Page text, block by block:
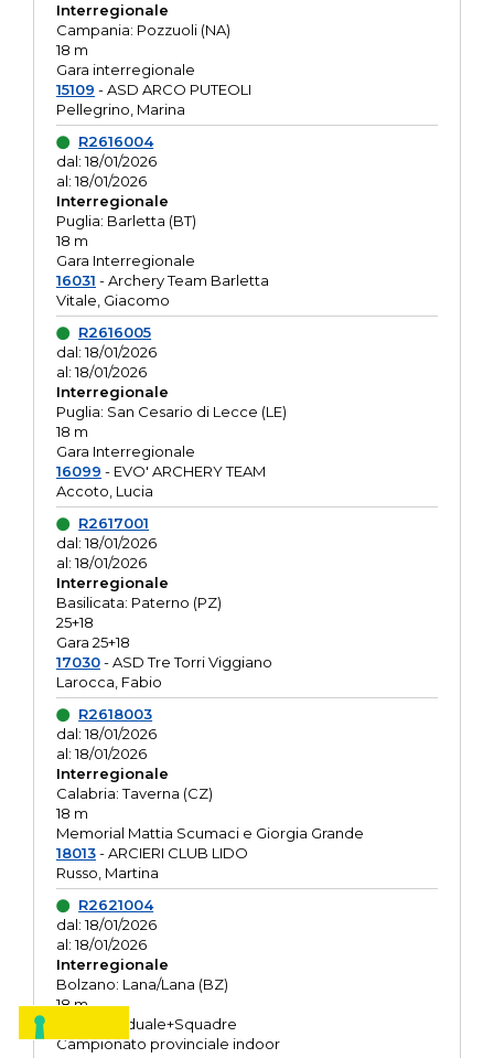
Interregionale
Campania: Pozzuoli (NA)
18 m
Gara interregionale
15109 - ASD ARCO PUTEOLI
Pellegrino, Marina
R2616004
dal: 18/01/2026
al: 18/01/2026
Interregionale
Puglia: Barletta (BT)
18 m
Gara Interregionale
16031 - Archery Team Barletta
Vitale, Giacomo
R2616005
dal: 18/01/2026
al: 18/01/2026
Interregionale
Puglia: San Cesario di Lecce (LE)
18 m
Gara Interregionale
16099 - EVO' ARCHERY TEAM
Accoto, Lucia
R2617001
dal: 18/01/2026
al: 18/01/2026
Interregionale
Basilicata: Paterno (PZ)
25+18
Gara 25+18
17030- ASD Tre Torri Viggiano
Larocca, Fabio
R2618003
dal: 18/01/2026
al: 18/01/2026
Interregionale
Calabria: Taverna (CZ)
18 m
Memorial Mattia Scumaci e Giorgia Grande
18013- ARCIERI CLUB LIDO
Russo, Martina
R2621004
dal: 18/01/2026
al: 18/01/2026
Interregionale
Bolzano: Lana/Lana (BZ)
18 m
O.R. Individuale+Squadre
Campionato provinciale indoor